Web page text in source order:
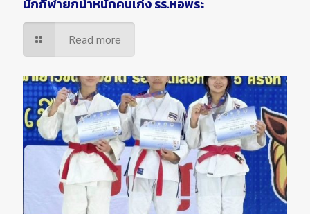
นักกีฬายกน้ำหนักคนเก่ง รร.หอพระ
Read more